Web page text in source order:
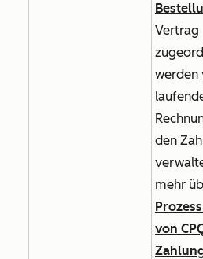
Vertrag
werden
den
mehr
von